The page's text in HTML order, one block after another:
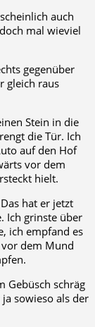
auch
mal wieviel
gegenüber
gleich raus
Stein in die
die Tür. Ich
auf den Hof
vor dem
hielt.
hat er jetzt
Ich grinste über
ich empfand es
dem Mund
Gebüsch schräg
sowieso als der